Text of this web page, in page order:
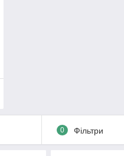
реглани для
джентльменів
кофти і реглани для
більше 50
кофт і батников для хлопчиків.
одяг сезону Весна-Осінь для
1 до 14 років. Поставка від
0 Фільтри